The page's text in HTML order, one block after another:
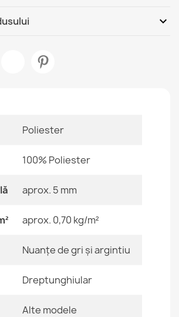
- Ramburs
expand_more
140x200 Cm
160x220 Cm
80x150 Cm
Nuanțe De Gri Și
Poliester
Dreptunghiular
Alte Modele
Poliester
100% Poliester
aprox. 5 mm
aprox. 0,70 kg/m²
Nuanțe de gri și argintiu
Dreptunghiular
Alte modele